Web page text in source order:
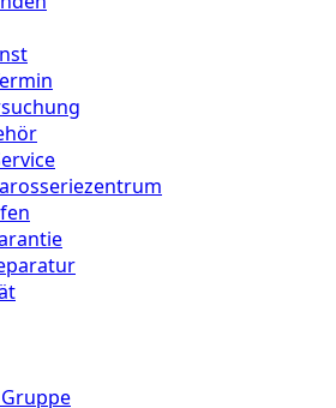
Gruppe